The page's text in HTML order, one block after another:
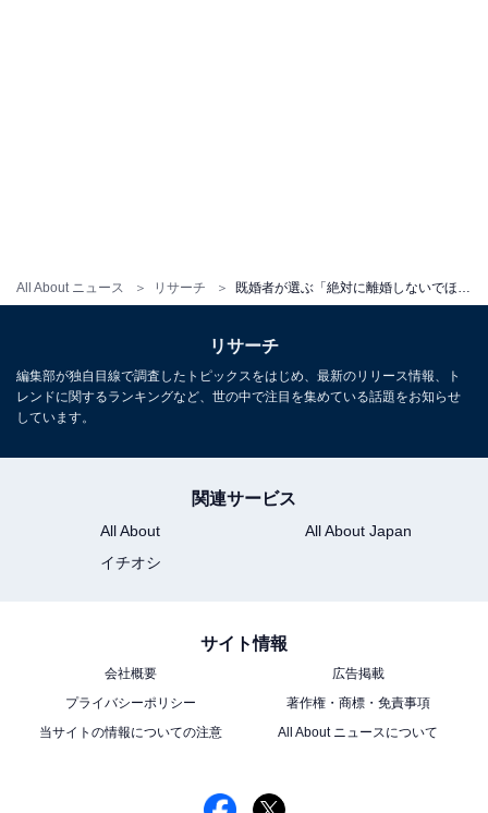
All About ニュース リサーチ
ンテンツ制作に携わっています。得意なジャンルはライ
フスタイル・金融・育児・エンタメ関連。
こちらもおすすめ
た1位は？
リサーチ
編集部が独自目線で調査したトピックスをはじめ、最新のリリース情報、ト
レンドに関するランキングなど、世の中で注目を集めている話題をお知らせ
しています。
関連サービス
All About
All About Japan
イチオシ
サイト情報
会社概要
広告掲載
プライバシーポリシー
著作権・商標・免責事項
当サイトの情報についての注意
All About ニュースについて